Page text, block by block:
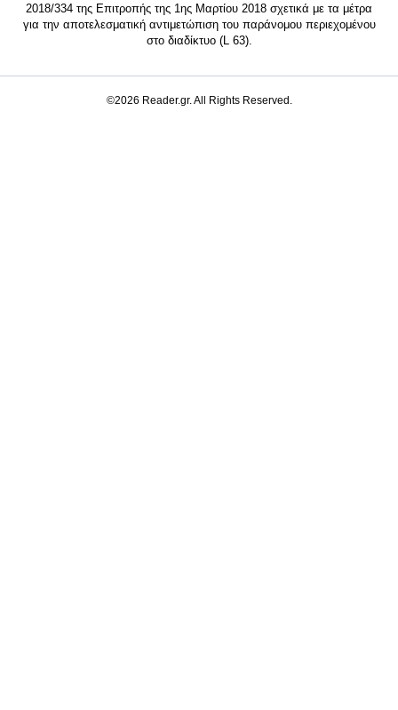
2018/334 της Επιτροπής της 1ης Μαρτίου 2018 σχετικά με τα μέτρα
για την αποτελεσματική αντιμετώπιση του παράνομου περιεχομένου
στο διαδίκτυο (L 63).
©2026 Reader.gr. All Rights Reserved.